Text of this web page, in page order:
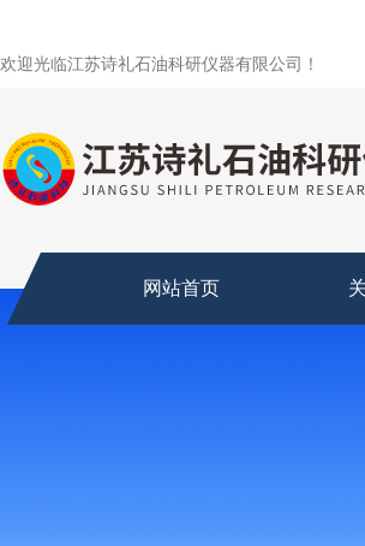
欢迎光临江苏诗礼石油科研仪器有限公司！
网站首页